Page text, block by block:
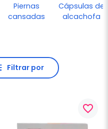
Piernas
cansadas
Cápsulas de
alcachofa
Filtrar por
favorite_border